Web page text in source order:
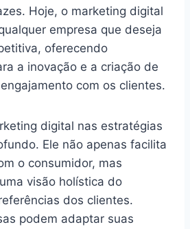
Hoje, o marketing digital
empresa que deseja
oferecendo
a inovação e a criação de
com os clientes.
digital nas estratégias
Ele não apenas facilita
o consumidor, mas
visão holística do
dos clientes.
podem adaptar suas